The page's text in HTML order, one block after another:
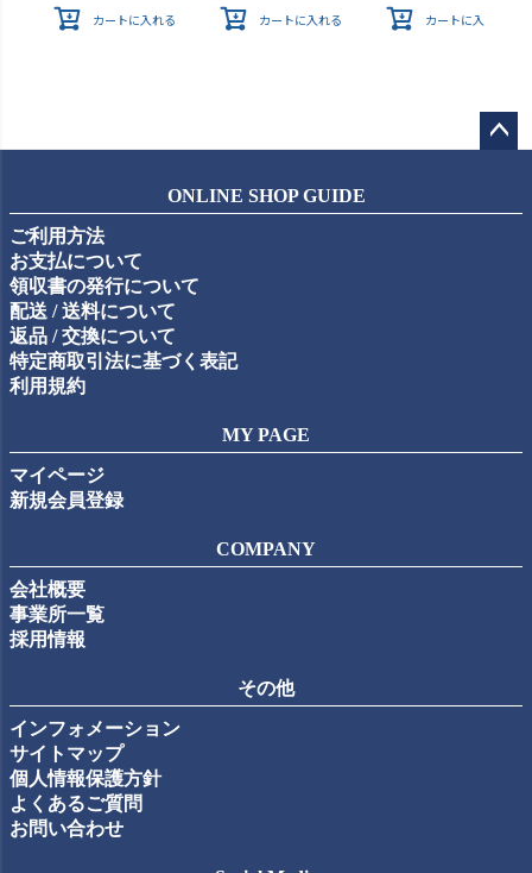
カートに入れる カートに入れる カートに入れる
ップ
ONLINE SHOP GUIDE
ご利用方法
お支払について
領収書の発行について
配送 / 送料について
返品 / 交換について
特定商取引法に基づく表記
利用規約
MY PAGE
マイページ
新規会員登録
COMPANY
会社概要
事業所一覧
採用情報
その他
インフォメーション
サイトマップ
個人情報保護方針
よくあるご質問
お問い合わせ